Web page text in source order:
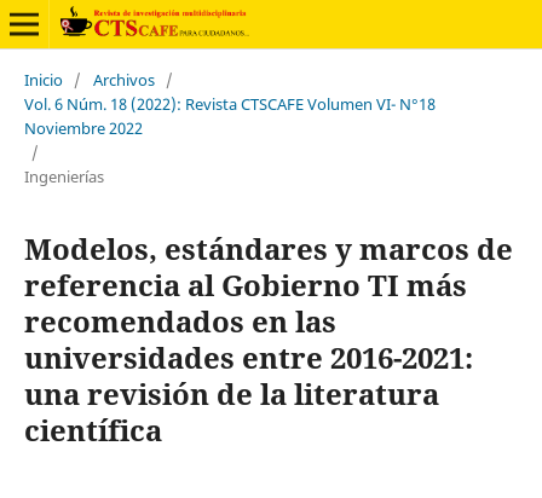
Inicio / Archivos /
Vol. 6 Núm. 18 (2022): Revista CTSCAFE Volumen VI- N°18
Noviembre 2022
/
Ingenierías
Modelos, estándares y marcos de
referencia al Gobierno TI más
recomendados en las
universidades entre 2016-2021:
una revisión de la literatura
científica